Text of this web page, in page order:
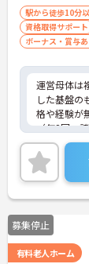
駅から徒歩10分
資格取得サポート
ボーナス・賞与あ
運営母体は
した基盤の
格や経験が
（年2回、
たの頑張り
給食（1日1
育児給付金
取得支援制
充実してい
っており、
す。ご興味
さらに詳細
さい！
募集停止
有料老人ホーム